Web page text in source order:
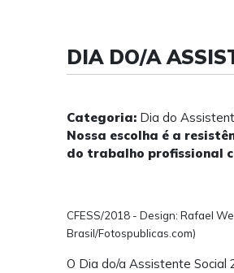
DIA DO/A
Categoria: Dia do
Nossa escolha é a
do trabalho profissional
CFESS/2018 - Design: Rafael
Brasil/Fotospublicas.com)
O Dia do/a Assistente Social